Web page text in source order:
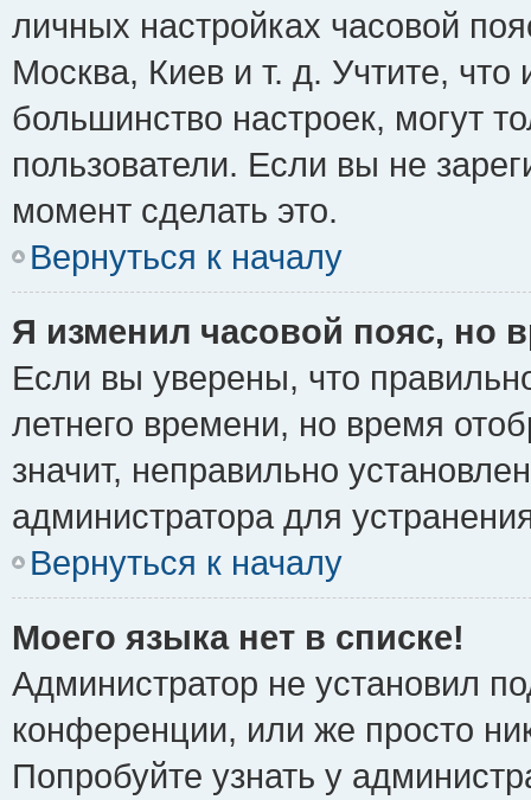
личных настройках часовой
Москва, Киев и т. д. Учтите, что
большинство настроек, могут
пользователи. Если вы не
момент сделать это.
Вернуться к началу
Я изменил часовой пояс, но
Если вы уверены, что
летнего времени, но время
значит, неправильно
администратора для
Вернуться к началу
Моего языка нет в списке!
Администратор не установил
конференции, или же просто
Попробуйте узнать у